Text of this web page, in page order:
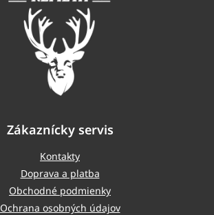
Zákaznícky servis
Kontakty
Doprava a platba
Obchodné podmienky
Ochrana osobných údajov